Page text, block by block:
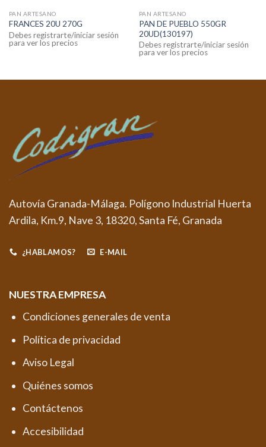
PAN ARTESANO
FRANCES 20U 270G
Debes registrarte/iniciar sesión
para ver los precios
PAN ARTESANO
PAN DE PUEBLO 550GR
20UD(130197)
Debes registrarte/iniciar sesión
para ver los precios
Autovía Granada-Málaga. Polígono Industrial Huerta
Ardila, Km.9, Nave 3, 18320, Santa Fé, Granada
¿HABLAMOS? E-MAIL
NUESTRA EMPRESA
Condiciones generales de venta
Política de privacidad
Aviso Legal
Quiénes somos
Contáctenos
Accesibilidad